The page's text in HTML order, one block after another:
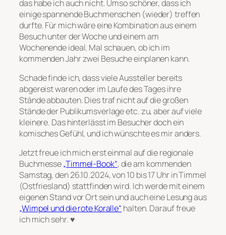
das habe ich auch nicht. Umso schöner, dass ich
einige spannende Buchmenschen (wieder) treffen
durfte. Für mich wäre eine Kombination aus einem
Besuch unter der Woche und einem am
Wochenende ideal. Mal schauen, ob ich im
kommenden Jahr zwei Besuche einplanen kann.
Schade finde ich, dass viele Aussteller bereits
abgereist waren oder im Laufe des Tages ihre
Stände abbauten. Dies traf nicht auf die großen
Stände der Publikumsverlage etc. zu, aber auf viele
kleinere. Das hinterlässt im Besucher doch ein
komisches Gefühl, und ich wünschte es mir anders.
Jetzt freue ich mich erst einmal auf die regionale
Buchmesse„Timmel-Book“, die am kommenden
Samstag, den 26.10.2024, von 10 bis 17 Uhr in Timmel
(Ostfriesland) stattfinden wird. Ich werde mit einem
eigenen Stand vor Ort sein und auch eine Lesung aus
„Wimpel und die rote Koralle“ halten. Darauf freue
ich mich sehr. ♥